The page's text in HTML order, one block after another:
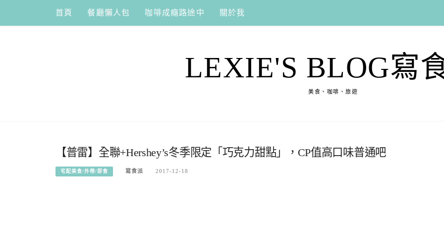
content
首頁 餐廳懶人包 咖啡成癮路途中 關於我
LEXIE'S BLOG寫
美食、咖啡、旅遊
【普雷】全聯+Hershey’s冬季限定「巧克力甜點」，CP值高口味普通吧
宅配美食/外帶/即食 寫食派 2017-12-18